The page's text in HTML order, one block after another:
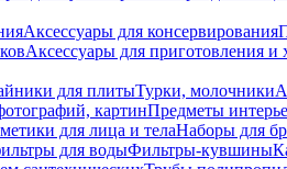
Аксессуары для консервирования
Аксессуары для приготовления и
для плитыТурки, молочники
картинПредметы
для лица и телаНаборы для
для водыФильтры-кувшины